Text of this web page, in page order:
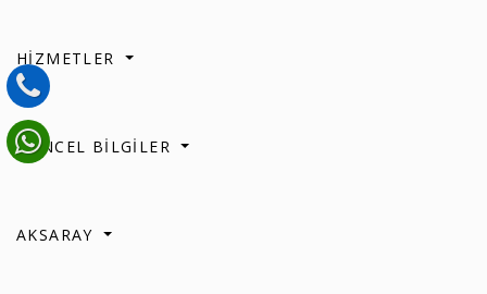
HİZMETLER
GÜNCEL BİLGİLER
AKSARAY